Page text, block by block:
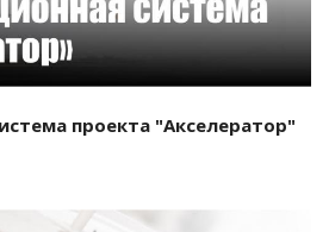
проекта "Акселератор"